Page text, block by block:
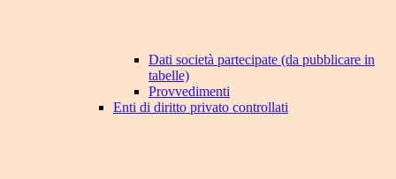
Dati società partecipate (da pubblicare in
tabelle)
Provvedimenti
Enti di diritto privato controllati